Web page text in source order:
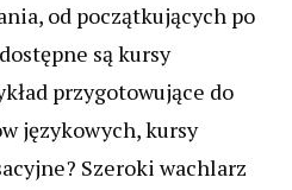
od początkujących po
są kursy
przygotowujące do
językowych, kursy
Szeroki wachlarz